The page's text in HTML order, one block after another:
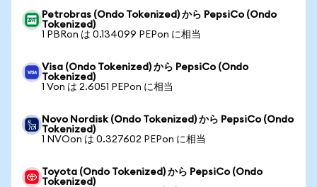
Petrobras (Ondo Tokenized) から PepsiCo (Ondo
Tokenized)
1 PBRon は 0.134099 PEPon に相当
Visa (Ondo Tokenized) から PepsiCo (Ondo
Tokenized)
1 Von は 2.6051 PEPon に相当
Novo Nordisk (Ondo Tokenized) から PepsiCo (Ondo
Tokenized)
1 NVOon は 0.327602 PEPon に相当
Toyota (Ondo Tokenized) から PepsiCo (Ondo
Tokenized)